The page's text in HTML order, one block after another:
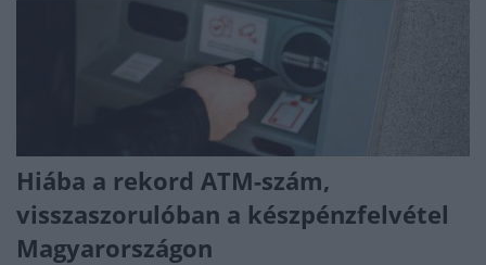
Hiába a rekord ATM-szám,
visszaszorulóban a készpénzfelvétel
Magyarországon